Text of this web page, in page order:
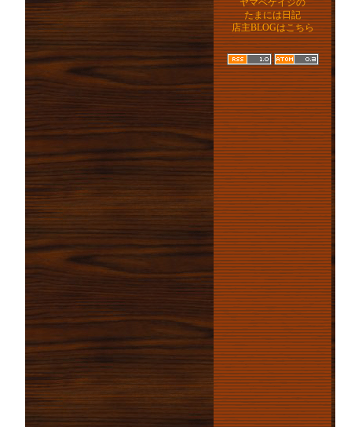
ヤマベケイジの
たまには日記
店主BLOGはこちら